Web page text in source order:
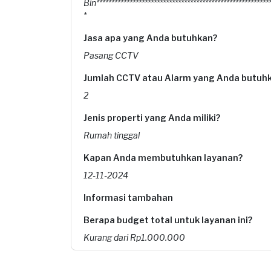
*
Jasa apa yang Anda butuhkan?
Pasang CCTV
Jumlah CCTV atau Alarm yang Anda
2
Jenis properti yang Anda miliki?
Rumah tinggal
Kapan Anda membutuhkan layanan?
12-11-2024
Informasi tambahan
Berapa budget total untuk layanan ini?
Kurang dari Rp1.000.000